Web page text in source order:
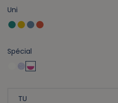
Uni
Spécial